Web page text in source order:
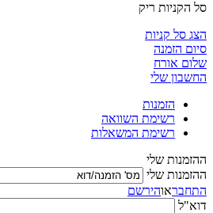
סל הקניות ריק
הצג סל קניות
סיום הזמנה
שלום אורח
החשבון שלי
הזמנות
רשימת השוואה
רשימת המשאלות
ההזמנות שלי
ההזמנות שלי
התחבראוהירשם
דוא"ל